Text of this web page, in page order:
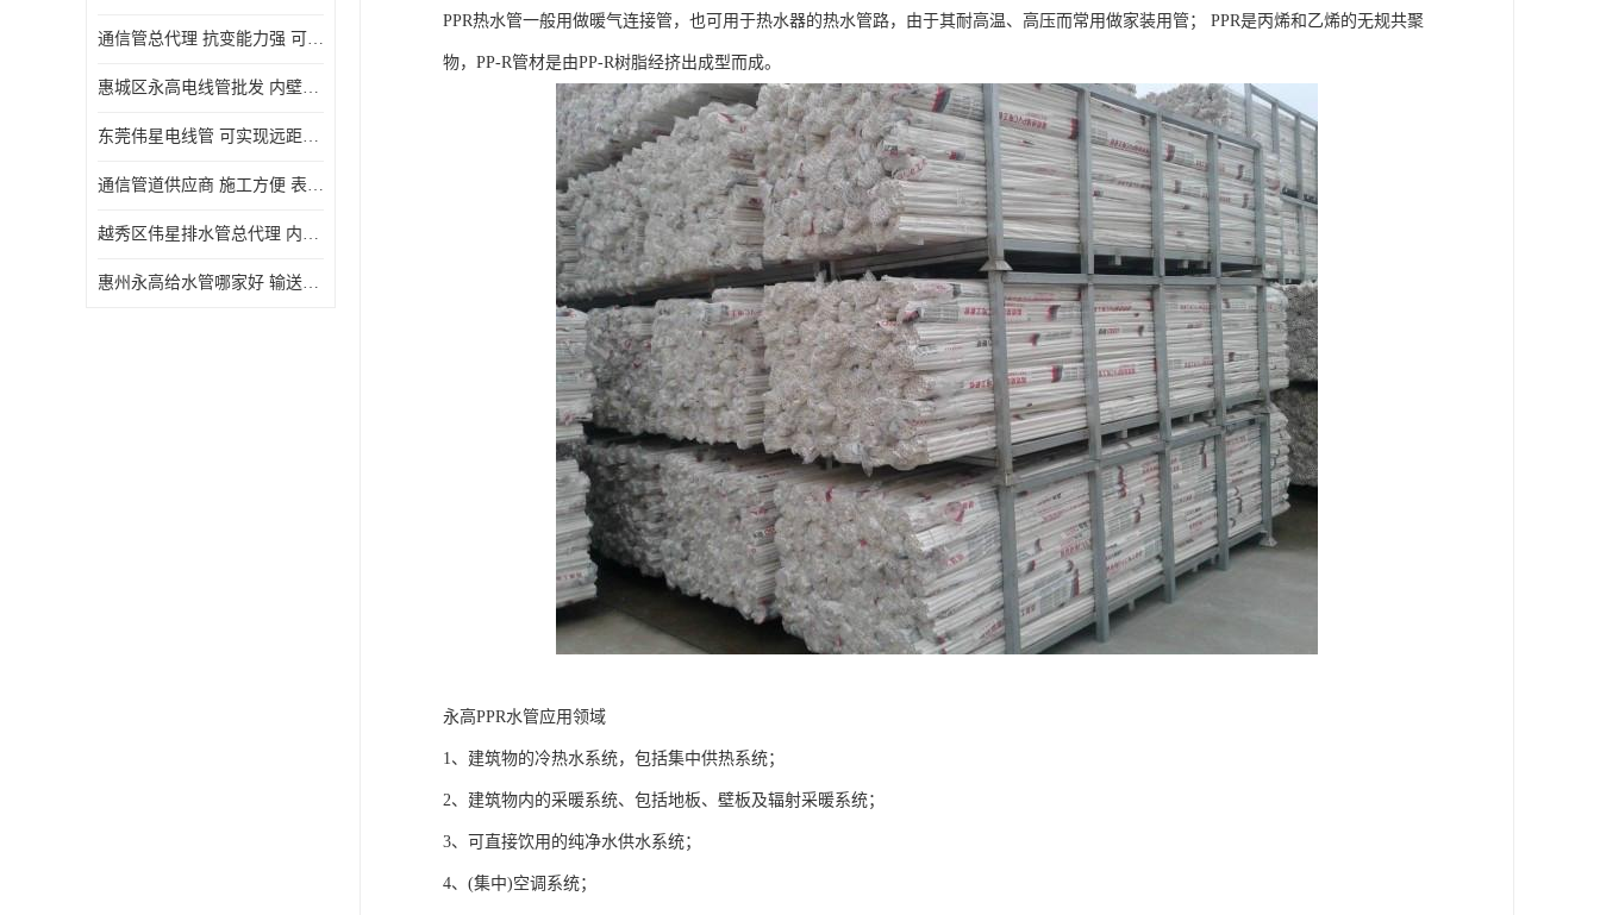
通信管总代理 抗变能力强 可耐强震 扭曲
惠城区永高电线管批发 内壁光滑 抗震性能好
东莞伟星电线管 可实现远距离通信 频率稳定性好
通信管道供应商 施工方便 表面电阻系数大
越秀区伟星排水管总代理 内部表面光滑 大功率 效率高
惠州永高给水管哪家好 输送能力强 方便施工和运输
PPR热水管一般用做暖气连接管，也可用于热水器的热水管路，由于其耐高温、高压而常用做家装用管； PPR是丙烯和乙烯的无规共聚
物，PP-R管材是由PP-R树脂经挤出成型而成。
永高PPR水管应用领域
1、建筑物的冷热水系统，包括集中供热系统；
2、建筑物内的采暖系统、包括地板、壁板及辐射采暖系统；
3、可直接饮用的纯净水供水系统；
4、(集中)空调系统；